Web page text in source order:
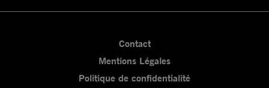
Contact
Mentions Légales
Politique de confidentialité